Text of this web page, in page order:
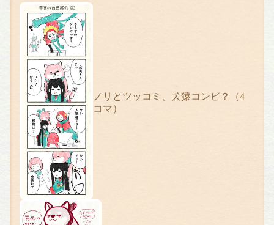
ノリとツッコミ、犬猿コンビ？（4
コマ）